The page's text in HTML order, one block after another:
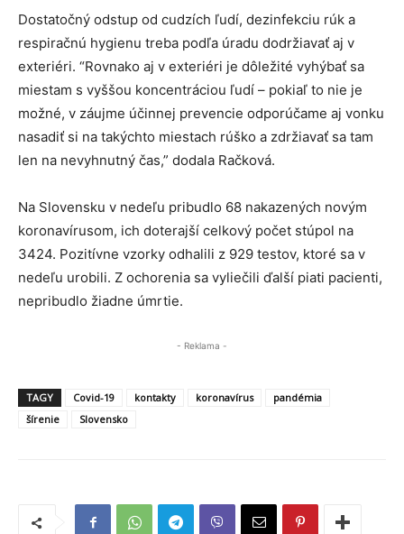
Dostatočný odstup od cudzích ľudí, dezinfekciu rúk a
respiračnú hygienu treba podľa úradu dodržiavať aj v
exteriéri. “Rovnako aj v exteriéri je dôležité vyhýbať sa
miestam s vyššou koncentráciou ľudí – pokiaľ to nie je
možné, v záujme účinnej prevencie odporúčame aj vonku
nasadiť si na takýchto miestach rúško a zdržiavať sa tam
len na nevyhnutný čas,” dodala Račková.
Na Slovensku v nedeľu pribudlo 68 nakazených novým
koronavírusom, ich doterajší celkový počet stúpol na
3424. Pozitívne vzorky odhalili z 929 testov, ktoré sa v
nedeľu urobili. Z ochorenia sa vyliečili ďalší piati pacienti,
nepribudlo žiadne úmrtie.
- Reklama -
TAGY Covid-19 kontakty koronavírus
pandémia
šírenie
Slovensko